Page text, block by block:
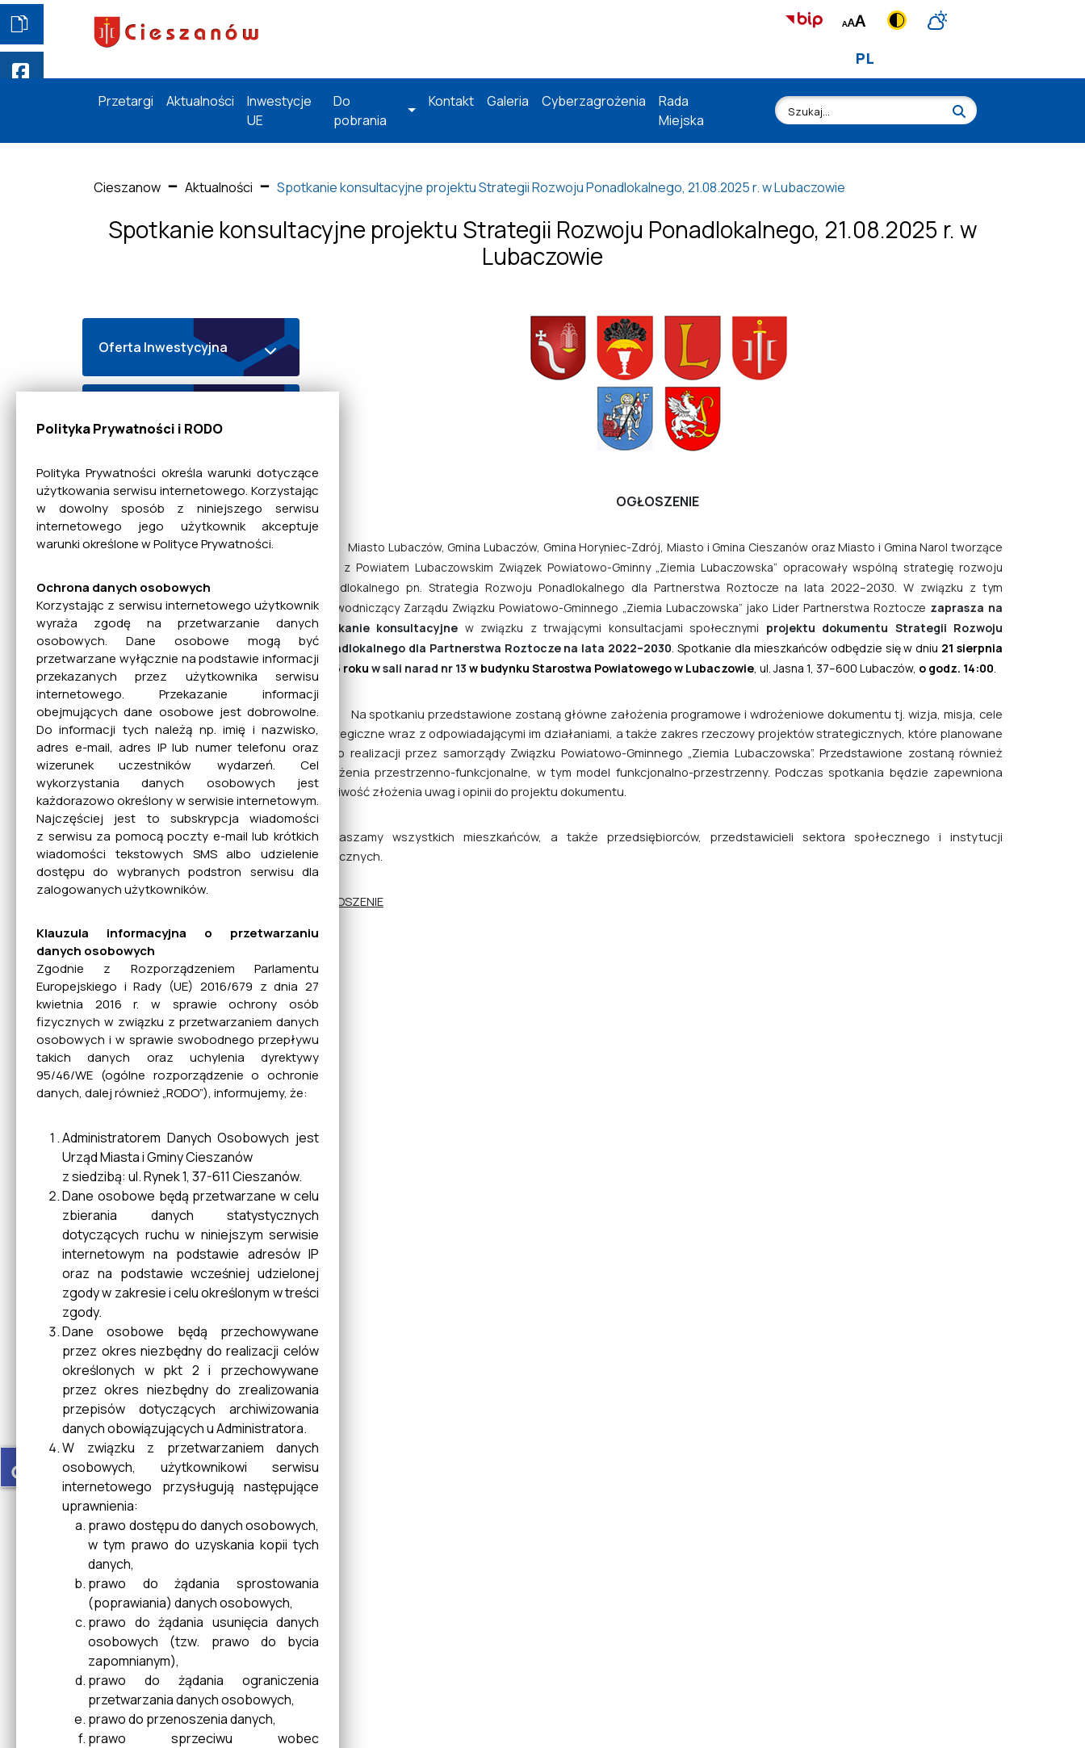
PL
Przetargi Aktualności
Inwestycje
UE
Do
pobrania
Kontakt Galeria Cyberzagrożenia
Rada
Miejska
Cieszanow Aktualności Spotkanie konsultacyjne projektu Strategii Rozwoju Ponadlokalnego, 21.08.2025 r. w Lubaczowie
Spotkanie konsultacyjne projektu Strategii Rozwoju Ponadlokalnego, 21.08.2025 r. w
Lubaczowie
OGŁOSZENIE
Miasto Lubaczów, Gmina Lubaczów, Gmina Horyniec-Zdrój, Miasto i Gmina Cieszanów oraz Miasto i Gmina Narol tworzące
wraz z Powiatem Lubaczowskim Związek Powiatowo-Gminny „Ziemia Lubaczowska” opracowały wspólną strategię rozwoju
ponadlokalnego pn.
Strategia Rozwoju Ponadlokalnego dla Partnerstwa Roztocze na lata 2022–2030.
W związku z tym
Przewodniczący Zarządu Związku Powiatowo-Gminnego „Ziemia Lubaczowska” jako Lider Partnerstwa Roztocze zaprasza na
spotkanie konsultacyjne w związku z trwającymi konsultacjami społecznymi projektu dokumentu Strategii Rozwoju
Ponadlokalnego dla Partnerstwa Roztocze na lata 2022–2030 . Spotkanie dla mieszkańców odbędzie się w dniu 21 sierpnia
2025 roku w sali narad nr 13 w budynku Starostwa Powiatowego w Lubaczowie , ul. Jasna 1, 37–600 Lubaczów, o godz. 14:00
Na spotkaniu przedstawione zostaną główne założenia programowe i wdrożeniowe dokumentu tj. wizja, misja, cele
strategiczne wraz z odpowiadającymi im działaniami, a także zakres rzeczowy projektów strategicznych, które planowane
są do realizacji przez samorządy Związku Powiatowo-Gminnego „Ziemia Lubaczowska”. Przedstawione zostaną również
założenia przestrzenno-funkcjonalne, w tym model funkcjonalno-przestrzenny. Podczas spotkania będzie zapewniona
możliwość złożenia uwag i opinii do projektu dokumentu.
Zapraszamy wszystkich mieszkańców, a także przedsiębiorców, przedstawicieli sektora społecznego i instytucji
publicznych.
OGŁOSZENIE
Oferta Inwestycyjna
Dane bankowe
Mienie Komunalne
Planowanie
Przestrzenne
Rada Miejska
Rewitalizacja
Bezdomne zwierzęta
NGO
Gospodarka odpadami
Informacje dla osób
niesłyszących
Przedsiębiorców
Klub HDK "Florian" w
Cieszanowie
Portal mapowy
Obrona Cywilna Zarządzanie
Kryzysowe
Miejska Komisja
Rozwiązywania Problemów
Alkoholowych
Statystyka Budynku UMIG w
Cieszanowie
MostTheMost
Ostrzeżenia METEO
Polityka Prywatności i RODO
Polityka Prywatności określa warunki dotyczące
użytkowania serwisu internetowego. Korzystając
w dowolny sposób z niniejszego serwisu
internetowego jego użytkownik akceptuje
warunki określone w Polityce Prywatności.
Ochrona danych osobowych
Korzystając z serwisu internetowego użytkownik
wyraża zgodę na przetwarzanie danych
osobowych. Dane osobowe mogą być
przetwarzane wyłącznie na podstawie informacji
przekazanych przez użytkownika serwisu
internetowego. Przekazanie informacji
obejmujących dane osobowe jest dobrowolne.
Do informacji tych należą np. imię i nazwisko,
adres e-mail, adres IP lub numer telefonu oraz
wizerunek uczestników wydarzeń. Cel
wykorzystania danych osobowych jest
każdorazowo określony w serwisie internetowym.
Najczęściej jest to subskrypcja wiadomości
z serwisu za pomocą poczty e-mail lub krótkich
wiadomości tekstowych SMS albo udzielenie
dostępu do wybranych podstron serwisu dla
zalogowanych użytkowników.
Klauzula informacyjna o przetwarzaniu
danych osobowych
Zgodnie z Rozporządzeniem Parlamentu
Europejskiego i Rady (UE) 2016/679 z dnia 27
kwietnia 2016 r. w sprawie ochrony osób
fizycznych w związku z przetwarzaniem danych
osobowych i w sprawie swobodnego przepływu
takich danych oraz uchylenia dyrektywy
95/46/WE (ogólne rozporządzenie o ochronie
danych, dalej również „RODO”), informujemy, że:
Administratorem Danych Osobowych jest
Urząd Miasta i Gminy Cieszanów
z siedzibą: ul. Rynek 1, 37-611 Cieszanów.
Dane osobowe będą przetwarzane w celu
zbierania danych statystycznych
dotyczących ruchu w niniejszym serwisie
internetowym na podstawie adresów IP
oraz na podstawie wcześniej udzielonej
zgody w zakresie i celu określonym w treści
zgody.
Dane osobowe będą przechowywane
przez okres niezbędny do realizacji celów
określonych w pkt 2 i przechowywane
przez okres niezbędny do zrealizowania
przepisów dotyczących archiwizowania
danych obowiązujących u Administratora.
W związku z przetwarzaniem danych
osobowych, użytkownikowi serwisu
internetowego przysługują następujące
uprawnienia:
prawo dostępu do danych osobowych,
w tym prawo do uzyskania kopii tych
danych,
prawo do żądania sprostowania
(poprawiania) danych osobowych,
prawo do żądania usunięcia danych
osobowych (tzw. prawo do bycia
zapomnianym),
prawo do żądania ograniczenia
przetwarzania danych osobowych,
prawo do przenoszenia danych,
prawo sprzeciwu wobec
accessible